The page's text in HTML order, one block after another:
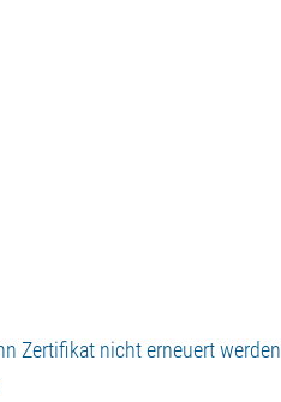
Zertifikat nicht erneuert werden